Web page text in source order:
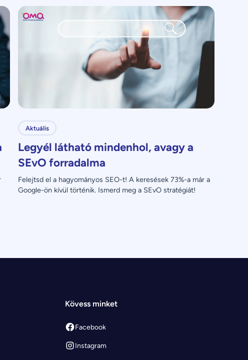
Aktuális
Legyél látható mindenhol, avagy a
SEvO forradalma
Felejtsd el a hagyományos SEO-t! A keresések 73%-a már a
Google-ön kívül történik. Ismerd meg a SEvO stratégiát!
Kövess minket
Facebook
Instagram